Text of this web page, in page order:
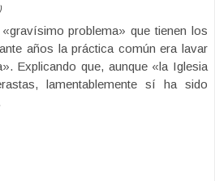
problema» que tienen los
años la práctica común era lavar
Explicando que, aunque «la Iglesia
lamentablemente sí ha sido